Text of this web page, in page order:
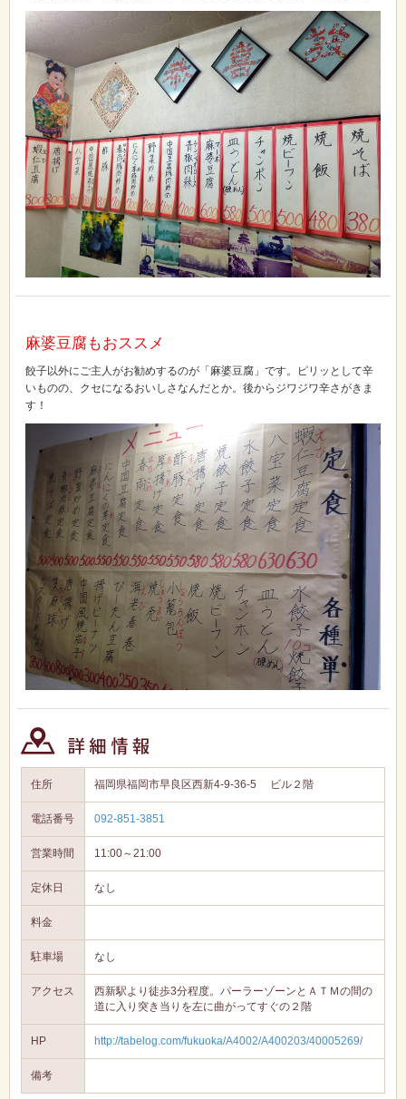
麻婆豆腐もおススメ
餃子以外にご主人がお勧めするのが「麻婆豆腐」です。ピリッとして辛
いものの、クセになるおいしさなんだとか。後からジワジワ辛さがきま
す！
住所 福岡県福岡市早良区西新4-9-36-5 ビル２階
電話番号 092-851-3851
営業時間 11:00～21:00
定休日 なし
料金
駐車場 なし
アクセス
西新駅より徒歩3分程度。パーラーゾーンとＡＴＭの間の
道に入り突き当りを左に曲がってすぐの２階
HP http://tabelog.com/fukuoka/A4002/A400203/40005269/
備考